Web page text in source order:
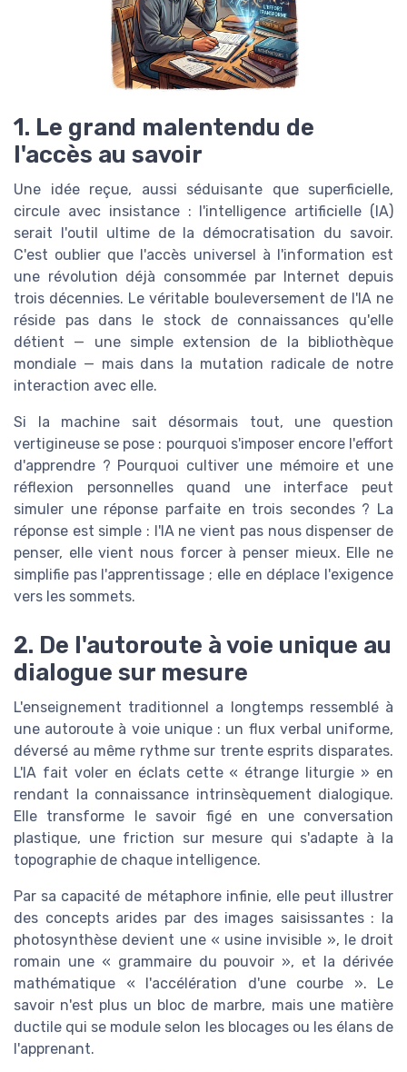
1. Le grand malentendu de
l'accès au savoir
Une idée reçue, aussi séduisante que superficielle,
circule avec insistance : l'intelligence artificielle (IA)
serait l'outil ultime de la démocratisation du savoir.
C'est oublier que l'accès universel à l'information est
une révolution déjà consommée par Internet depuis
trois décennies. Le véritable bouleversement de l'IA ne
réside pas dans le stock de connaissances qu'elle
détient — une simple extension de la bibliothèque
mondiale — mais dans la mutation radicale de notre
interaction avec elle.
Si la machine sait désormais tout, une question
vertigineuse se pose : pourquoi s'imposer encore l'effort
d'apprendre ? Pourquoi cultiver une mémoire et une
réflexion personnelles quand une interface peut
simuler une réponse parfaite en trois secondes ? La
réponse est simple : l'IA ne vient pas nous dispenser de
penser, elle vient nous forcer à penser mieux. Elle ne
simplifie pas l'apprentissage ; elle en déplace l'exigence
vers les sommets.
2. De l'autoroute à voie unique au
dialogue sur mesure
L'enseignement traditionnel a longtemps ressemblé à
une autoroute à voie unique : un flux verbal uniforme,
déversé au même rythme sur trente esprits disparates.
L'IA fait voler en éclats cette « étrange liturgie » en
rendant la connaissance intrinsèquement dialogique.
Elle transforme le savoir figé en une conversation
plastique, une friction sur mesure qui s'adapte à la
topographie de chaque intelligence.
Par sa capacité de métaphore infinie, elle peut illustrer
des concepts arides par des images saisissantes : la
photosynthèse devient une « usine invisible », le droit
romain une « grammaire du pouvoir », et la dérivée
mathématique « l'accélération d'une courbe ». Le
savoir n'est plus un bloc de marbre, mais une matière
ductile qui se module selon les blocages ou les élans de
l'apprenant.